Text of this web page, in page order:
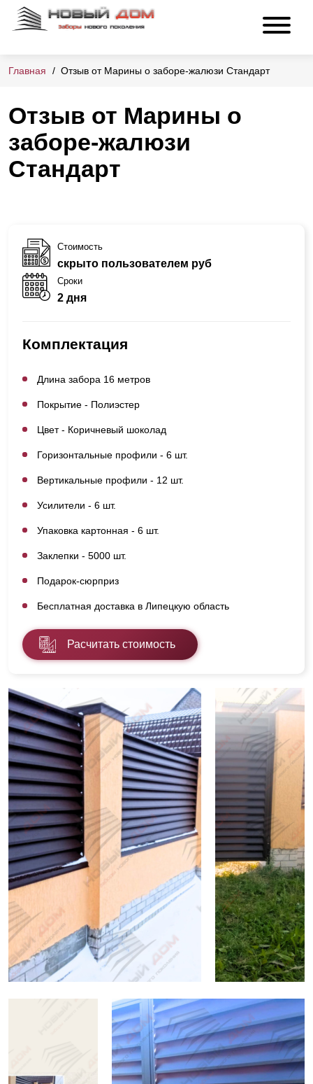
Главная Отзыв от Марины о заборе-жалюзи Стандарт
Отзыв от Марины о
заборе-жалюзи
Стандарт
Стоимость
скрыто пользователем руб
Сроки
2 дня
Комплектация
Длина забора 16 метров
Покрытие - Полиэстер
Цвет - Коричневый шоколад
Горизонтальные профили - 6 шт.
Вертикальные профили - 12 шт.
Усилители - 6 шт.
Упаковка картонная - 6 шт.
Заклепки - 5000 шт.
Подарок-сюрприз
Бесплатная доставка в Липецкую область
Расчитать стоимость